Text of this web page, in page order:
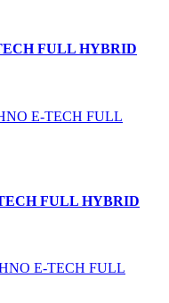
FULL HYBRID
FULL HYBRID